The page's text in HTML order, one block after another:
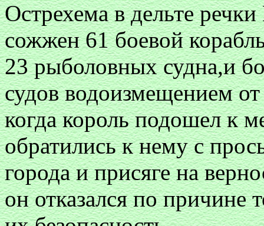
Острехема в дельте
сожжен 61 боевой
23 рыболовных судна,и
судов водоизмещением
когда король подошел к
обратились к нему с
города и присяге на
он отказался по причине